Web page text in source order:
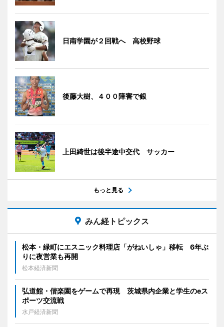
日南学園が２回戦へ 高校野球
後藤大樹、４００障害で銀
上田綺世は後半途中交代 サッカー
もっと見る
みん経トピックス
松本・緑町にエスニック料理店「がねいしゃ」移転 6年ぶ
りに夜営業も再開
松本経済新聞
弘道館・偕楽園をゲームで再現 茨城県内企業と学生のeス
ポーツ交流戦
水戸経済新聞